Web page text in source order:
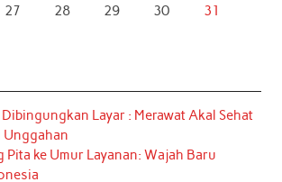
27 28 29 30
31
Layar : Merawat Akal Sehat
Unggahan
Pita ke Umur Layanan: Wajah Baru